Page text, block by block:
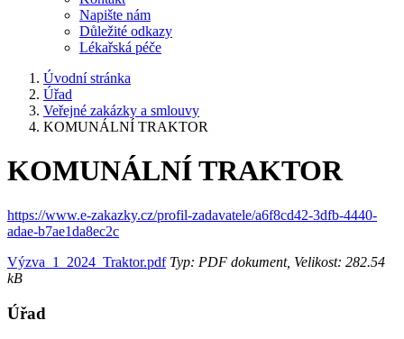
Napište nám
Důležité odkazy
Lékařská péče
Úvodní stránka
Úřad
Veřejné zakázky a smlouvy
KOMUNÁLNÍ TRAKTOR
KOMUNÁLNÍ TRAKTOR
https://www.e-zakazky.cz/profil-zadavatele/a6f8cd42-3dfb-4440-
adae-b7ae1da8ec2c
Výzva_1_2024_Traktor.pdfTyp: PDF dokument, Velikost: 282.54
kB
Úřad